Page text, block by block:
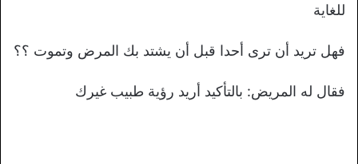
للغاية
فهل تريد أن ترى أحدا قبل أن يشتد بك المرض وتموت ؟؟
فقال له المريض: بالتأكيد أريد رؤية طبيب غيرك